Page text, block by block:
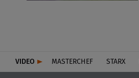
VIDEO MASTERCHEF STARX